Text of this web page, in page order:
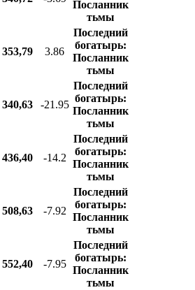
Посланник
тьмы
353,79 3.86
Последний
богатырь:
Посланник
тьмы
340,63 -21.95
Последний
богатырь:
Посланник
тьмы
436,40 -14.2
Последний
богатырь:
Посланник
тьмы
508,63 -7.92
Последний
богатырь:
Посланник
тьмы
552,40 -7.95
Последний
богатырь:
Посланник
тьмы